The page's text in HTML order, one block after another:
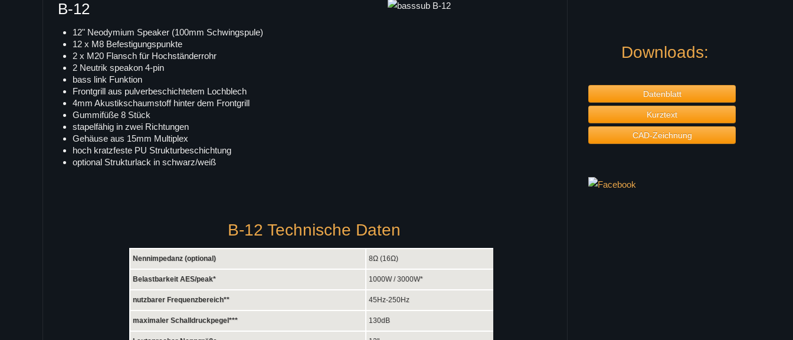
B-12
12" Neodymium Speaker (100mm Schwingspule)
12 x M8 Befestigungspunkte
2 x M20 Flansch für Hochständerrohr
2 Neutrik speakon 4-pin
bass link Funktion
Frontgrill aus pulverbeschichtetem Lochblech
4mm Akustikschaumstoff hinter dem Frontgrill
Gummifüße 8 Stück
stapelfähig in zwei Richtungen
Gehäuse aus 15mm Multiplex
hoch kratzfeste PU Strukturbeschichtung
optional Strukturlack in schwarz/weiß
B-12 Technische Daten
Nennimpedanz (optional) 8Ω (16Ω)
Belastbarkeit AES/peak* 1000W / 3000W*
nutzbarer Frequenzbereich** 45Hz-250Hz
maximaler Schalldruckpegel*** 130dB
Downloads:
Datenblatt
Kurztext
CAD-Zeichnung